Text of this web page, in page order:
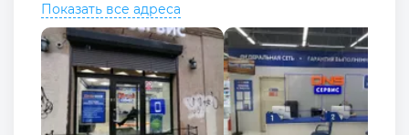
Показать все адреса